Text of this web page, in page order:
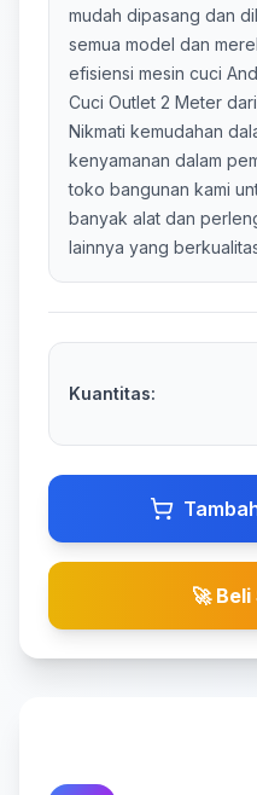
mudah dipasang dan
semua model dan
efisiensi mesin cuci
Cuci Outlet 2 Meter
Nikmati kemudahan
kenyamanan dalam
toko bangunan kami
banyak alat dan
lainnya yang
Kuantitas:
🚀